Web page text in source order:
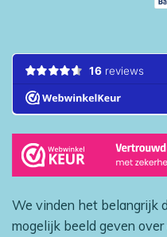
We vinden het belangrijk
mogelijk beeld geven